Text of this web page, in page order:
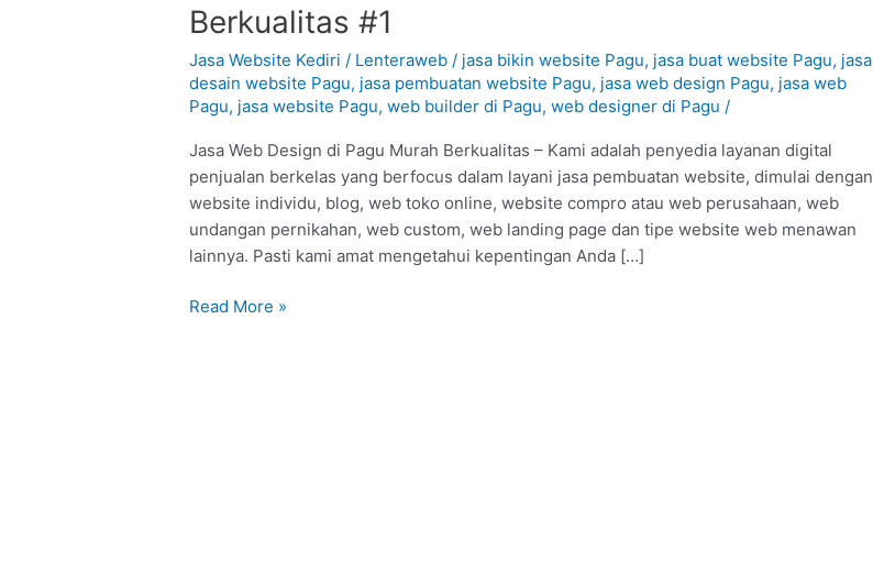
Berkualitas #1
Jasa Website Kediri / Lenteraweb/ jasa bikin website Pagu, jasa buat website Pagu, jasa
desain website Pagu, jasa pembuatan website Pagu, jasa web design Pagu, jasa web
Pagu, jasa website Pagu,web builder di Pagu,web designer di Pagu /
Jasa Web Design di Pagu Murah Berkualitas – Kami adalah penyedia layanan digital
penjualan berkelas yang berfocus dalam layani jasa pembuatan website, dimulai dengan
website individu, blog, web toko online, website compro atau web perusahaan, web
undangan pernikahan, web custom, web landing page dan tipe website web menawan
lainnya. Pasti kami amat mengetahui kepentingan Anda […]
Design
di
Pagu
–
:
Murah
Berkualitas
#1
Read More »